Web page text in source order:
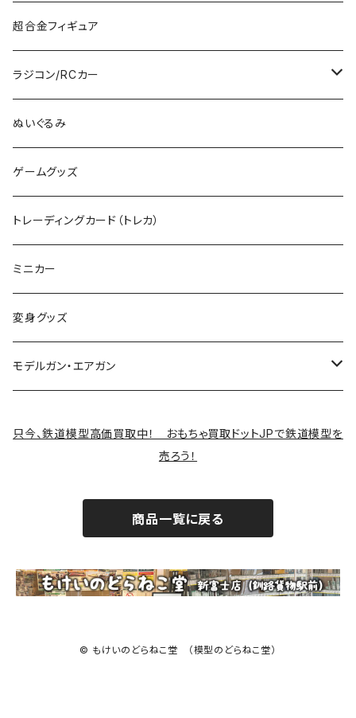
TOMIX (HO)
その他のHOゲージ
Zゲージ
カタログ
TOMIX (N)
制御機器
デカール
30MS
ミリタリープラモ
ポケモン
その他のロボット
その他のキャラクター
筆
ガンダム
超合金フィギュア
ラジコン/RCカー
タミヤRC
RCパーツ
ぬいぐるみ
ゲームグッズ
トレーディングカード（トレカ）
ミニカー
変身グッズ
モデルガン・エアガン
只今、鉄道模型高価買取中！ おもちゃ買取ドットJPで鉄道模型を
売ろう！
商品一覧に戻る
© もけいのどらねこ堂 （模型のどらねこ堂）